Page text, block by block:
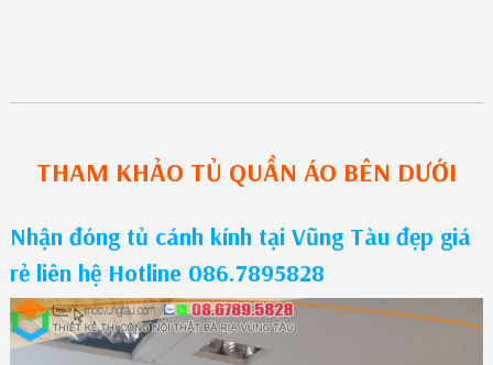
THAM KHẢO TỦ QUẦN ÁO BÊN DƯỚI
Nhận đóng tủ cánh kính tại Vũng Tàu đẹp giá
rẻ liên hệ Hotline 086.7895828